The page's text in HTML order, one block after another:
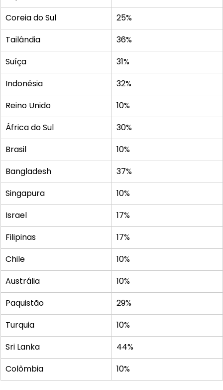
Coreia do Sul
25%
Tailândia
36%
Suíça
31%
Indonésia
32%
Reino Unido
10%
África do Sul
30%
Brasil
10%
Bangladesh
37%
Singapura
10%
Israel
17%
Filipinas
17%
Chile
10%
Austrália
10%
Paquistão
29%
Turquia
10%
Sri Lanka
44%
Colômbia
10%